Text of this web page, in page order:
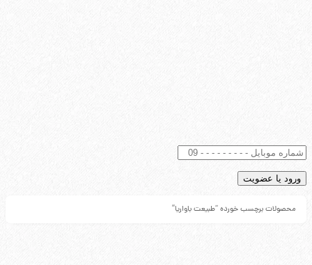
محصولات برچسب خورده “طبیعت باواریا”